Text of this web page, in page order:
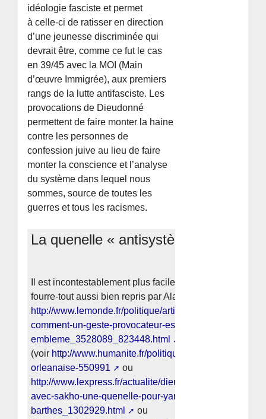
idéologie fasciste et permet
à celle-ci de ratisser en direction
d’une jeunesse discriminée qui
devrait être, comme ce fut le cas
en 39/45 avec la MOI (Main
d’œuvre Immigrée), aux premiers
rangs de la lutte antifasciste. Les
provocations de Dieudonné
permettent de faire monter la haine
contre les personnes de
confession juive au lieu de faire
monter la conscience et l’analyse
du système dans lequel nous
sommes, source de toutes les
guerres et tous les racismes.
La quenelle « antisystème » ?
Il est incontestablement plus facile d’inventer un geste
fourre-tout aussi bien repris par Alain Soral
http://www.lemonde.fr/politique/article/2013/12/11/
comment-un-geste-provocateur-est-devenu-un-
embleme_3528089_823448.html
(voir http://www.humanite.fr/politique/quenelle-de-la-
orleanaise-550991
ou
http://www.lexpress.fr/actualite/dieudonne-une-
avec-sakho-une-quenelle-pour-yann-
barthes_1302929.html
ou